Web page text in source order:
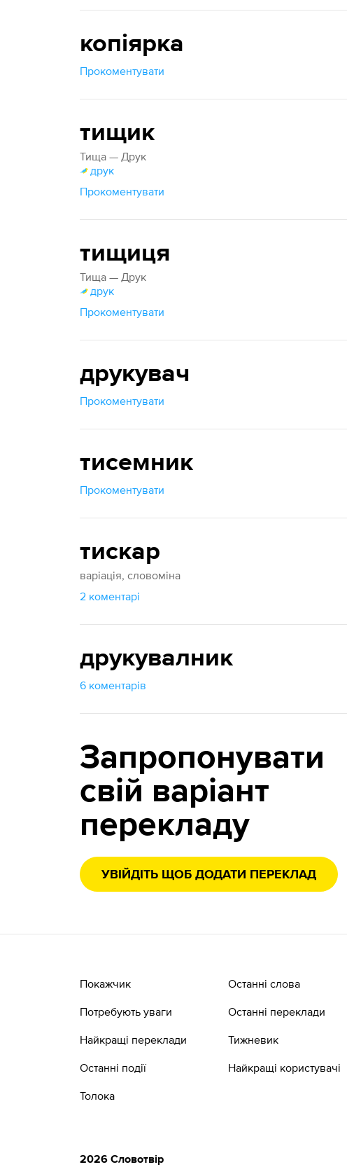
копіярка
Прокоментувати
тищик
Тища — Друк
друк
Прокоментувати
тищиця
Тища — Друк
друк
Прокоментувати
друкувач
Прокоментувати
тисемник
Прокоментувати
тискар
варіація, словоміна
2 коментарі
друкувалник
6 коментарів
Запропонувати
свій варіант
перекладу
УВІЙДІТЬ ЩОБ ДОДАТИ ПЕРЕКЛАД
Покажчик
Потребують уваги
Найкращі переклади
Останні події
Толока
Останні слова
Останні переклади
Тижневик
Найкращі користувачі
2026 Словотвір